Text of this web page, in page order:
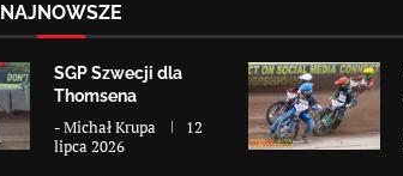
NAJNOWSZE
SGP Szwecji dla
Thomsena
-Michał Krupa
12
lipca 2026